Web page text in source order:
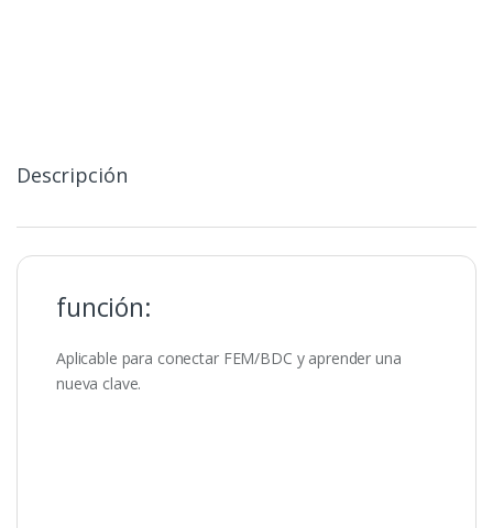
Descripción
función:
Aplicable para conectar FEM/BDC y aprender una
nueva clave.